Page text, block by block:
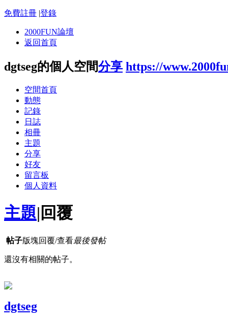
免費註冊 |登錄
2000FUN論壇
返回首頁
dgtseg的個人空間分享 https://
空間首頁
動態
記錄
日誌
相冊
主題
分享
好友
留言板
個人資料
主題| 回覆
帖子版塊回覆/查看最後發帖
還沒有相關的帖子。
dgtseg